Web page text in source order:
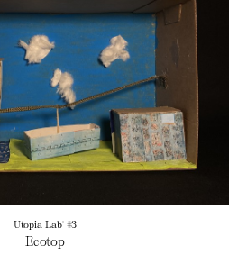
Utopia Lab' #3
Ecotop